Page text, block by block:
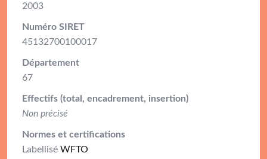
2003
Numéro SIRET
45132700100017
Département
67
Effectifs (total, encadrement, insertion)
Non précisé
Normes et certifications
Labellisé WFTO